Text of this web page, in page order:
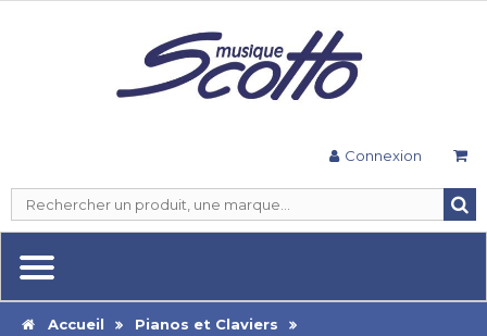
Connexion
Accueil
Pianos et Claviers